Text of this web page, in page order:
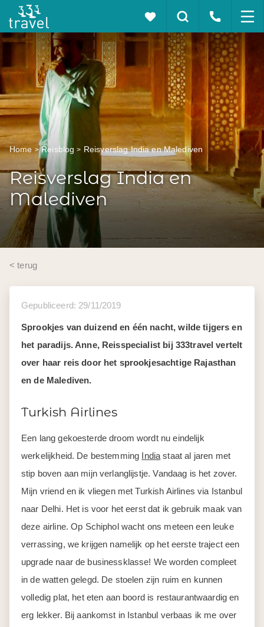
Home Reisblog Reisverslag India en Malediven
Reisverslag India en
Malediven
< terug
Gepubliceerd: 29/11/2019
Sprookjes van duizend en één nacht, wilde tijgers en
het paradijs. Anne, Reisspecialist bij 333travel vertelt
over haar reis door het sprookjesachtige Rajasthan
en de Malediven.
Turkish Airlines
Een lang gekoesterde droom wordt nu eindelijk
werkelijkheid. De bestemming India staat al jaren met
stip boven aan mijn verlanglijstje. Vandaag is het zover.
Mijn vriend en ik vliegen met Turkish Airlines via Istanbul
naar Delhi. Het is voor het eerst dat ik gebruik maak van
deze airline. Op Schiphol wacht ons meteen een leuke
verrassing, we krijgen namelijk op het eerste traject een
upgrade naar de businessklasse! We worden compleet
in de watten gelegd. De stoelen zijn ruim en kunnen
volledig plat, het eten aan boord is restaurantwaardig en
erg lekker. Bij aankomst in Istanbul verbaas ik me over